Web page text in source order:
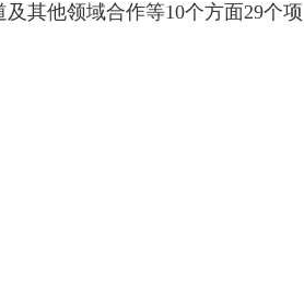
其他领域合作等10个方面29个项